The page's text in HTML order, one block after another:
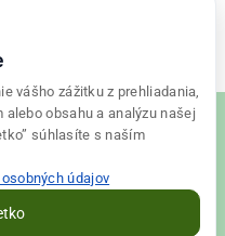
vášho zážitku z prehliadania,
obsahu a analýzu našej
súhlasíte s naším
údajov